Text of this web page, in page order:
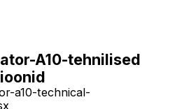
A10-tehnilised
a10-technical-